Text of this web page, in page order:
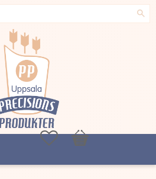
FavoriterKundvagn